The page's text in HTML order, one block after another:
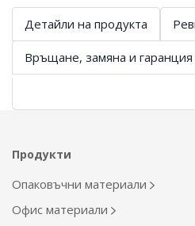
Детайли на продукта
Връщане, замяна и гаранция
Продукти
Опаковъчни материали
Офис материали